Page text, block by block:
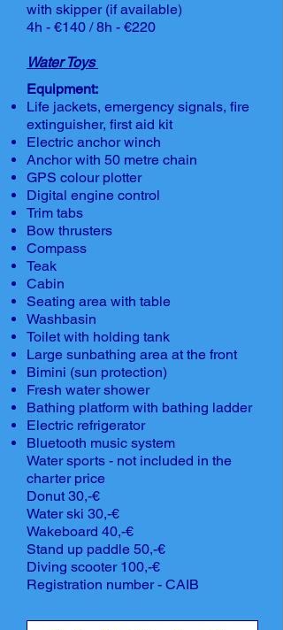
with skipper (if available)
4h - €140 / 8h - €220
Water Toys
Equipment:
Life jackets, emergency signals, fire
extinguisher, first aid kit
Electric anchor winch
Anchor with 50 metre chain
GPS colour plotter
Digital engine control
Trim tabs
Bow thrusters
Compass
Teak
Cabin
Seating area with table
Washbasin
Toilet with holding tank
Large sunbathing area at the front
Bimini (sun protection)
Fresh water shower
Bathing platform with bathing ladder
Electric refrigerator
Bluetooth music system
Water sports - not included in the
charter price
Donut 30,-€
Water ski 30,-€
Wakeboard 40,-€
Stand up paddle 50,-€
Diving scooter 100,-€
Registration number - CAIB